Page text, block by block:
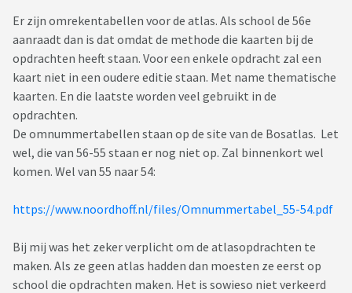
Er zijn omrekentabellen voor de atlas. Als school de 56e
aanraadt dan is dat omdat de methode die kaarten bij de
opdrachten heeft staan. Voor een enkele opdracht zal een
kaart niet in een oudere editie staan. Met name thematische
kaarten. En die laatste worden veel gebruikt in de
opdrachten.
De omnummertabellen staan op de site van de Bosatlas. Let
wel, die van 56-55 staan er nog niet op. Zal binnenkort wel
komen. Wel van 55 naar 54:
https://www.noordhoff.nl/files/Omnummertabel_55-54.pdf
Bij mij was het zeker verplicht om de atlasopdrachten te
maken. Als ze geen atlas hadden dan moesten ze eerst op
school die opdrachten maken. Het is sowieso niet verkeerd